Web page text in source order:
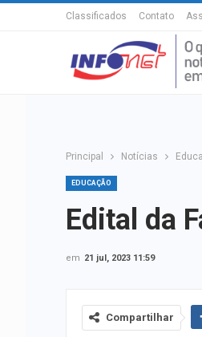
Classificados Contato
Principal Notícias
EDUCAÇÃO
Edital da
em 21 jul, 2023 11:59
Compartilhar